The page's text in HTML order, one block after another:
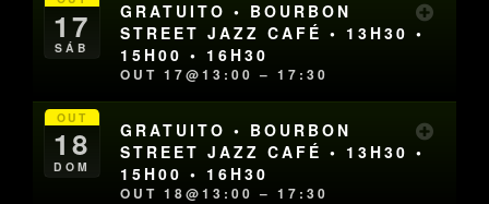
17
SÁB
GRATUITO • BOURBON
STREET JAZZ CAFÉ • 13H30 •
15H00 • 16H30
OUT 17@13:00 – 17:30
OUT
18
DOM
GRATUITO • BOURBON
STREET JAZZ CAFÉ • 13H30 •
15H00 • 16H30
OUT 18@13:00 – 17:30